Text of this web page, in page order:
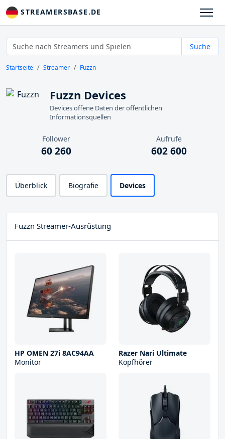
STREAMERSBASE.DE
Suche
Startseite Streamer Fuzzn
Fuzzn Devices
Devices offene Daten der öffentlichen
Informationsquellen
Follower
60 260
Aufrufe
602 600
Überblick Biografie Devices
Fuzzn Streamer-Ausrüstung
HP OMEN 27i 8AC94AA
Monitor
Razer Nari Ultimate
Kopfhörer